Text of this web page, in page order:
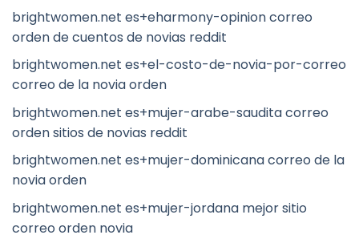
brightwomen.net es+eharmony-opinion correo
orden de cuentos de novias reddit
brightwomen.net es+el-costo-de-novia-por-correo
correo de la novia orden
brightwomen.net es+mujer-arabe-saudita correo
orden sitios de novias reddit
brightwomen.net es+mujer-dominicana correo de la
novia orden
brightwomen.net es+mujer-jordana mejor sitio
correo orden novia